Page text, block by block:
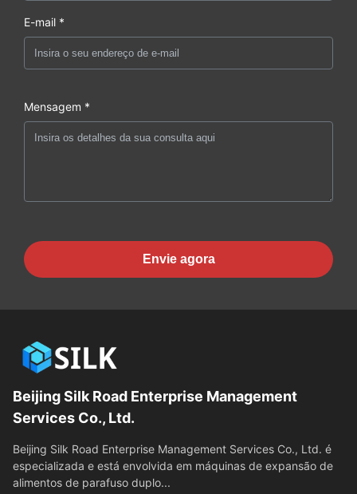
E-mail *
Mensagem *
Envie agora
Beijing Silk Road Enterprise Management
Services Co., Ltd.
Beijing Silk Road Enterprise Management Services Co., Ltd. é
especializada e está envolvida em máquinas de expansão de
alimentos de parafuso duplo...